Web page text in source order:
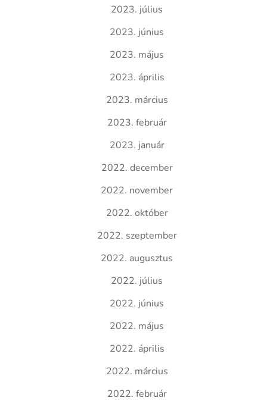
2023. július
2023. június
2023. május
2023. április
2023. március
2023. február
2023. január
2022. december
2022. november
2022. október
2022. szeptember
2022. augusztus
2022. július
2022. június
2022. május
2022. április
2022. március
2022. február